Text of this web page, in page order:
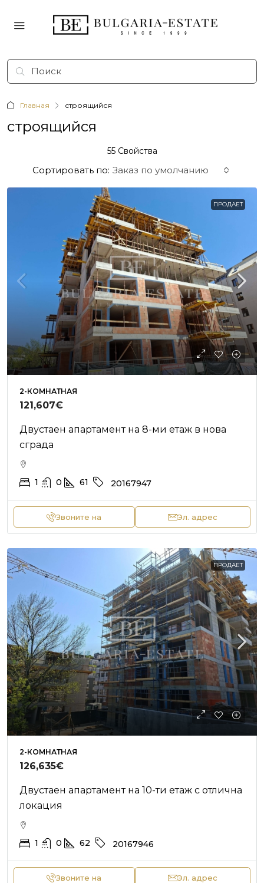
Главная строящийся
строящийся
55 Свойства
Сортировать по: Заказ по умолчанию
ПРОДАЕТ
2-КОМНАТНАЯ
121,607€
Двустаен апартамент на 8-ми етаж в нова
сграда
1 0 61 20167947
Звоните на Эл. адрес
ПРОДАЕТ
2-КОМНАТНАЯ
126,635€
Двустаен апартамент на 10-ти етаж с отлична
локация
1 0 62 20167946
Звоните на Эл. адрес